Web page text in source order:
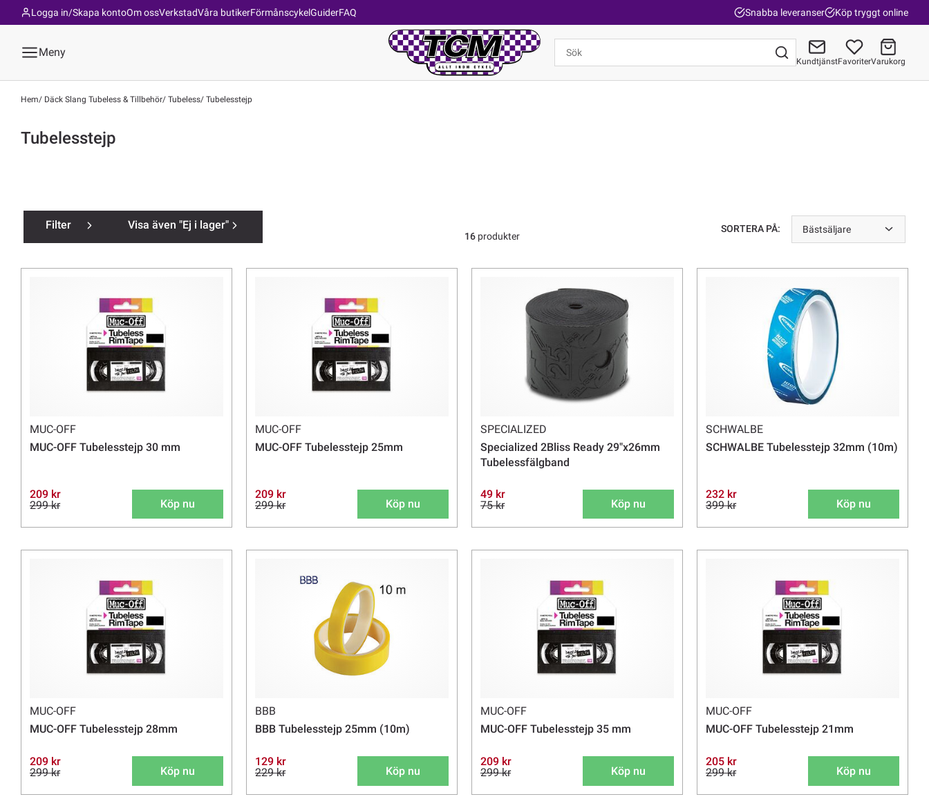
Om ossVerkstadVåra butikerFörmånscykelGuiderFAQ
Logga in/Skapa konto Snabba leveranser Köp tryggt online
Meny
KundtjänstFavoriterVarukorg
Hem Däck Slang Tubeless & Tillbehör Tubeless Tubelesstejp
Tubelesstejp
Filter Visa även "Ej i lager" SORTERA PÅ: Bästsäljare
16produkter
MUC-OFF
MUC-OFF Tubelesstejp 30 mm
209 kr
299 kr
Köp nu
MUC-OFF
MUC-OFF Tubelesstejp 25mm
209 kr
299 kr
Köp nu
SPECIALIZED
Specialized 2Bliss Ready 29"x26mm
Tubelessfälgband
49 kr
75 kr
Köp nu
SCHWALBE
SCHWALBE Tubelesstejp 32mm (10m)
232 kr
399 kr
Köp nu
MUC-OFF
MUC-OFF Tubelesstejp 28mm
209 kr
299 kr
Köp nu
BBB
BBB Tubelesstejp 25mm (10m)
129 kr
229 kr
Köp nu
MUC-OFF
MUC-OFF Tubelesstejp 35 mm
209 kr
299 kr
Köp nu
MUC-OFF
MUC-OFF Tubelesstejp 21mm
205 kr
299 kr
Köp nu